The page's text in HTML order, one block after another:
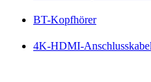
BT-Kopfhörer
4K-HDMI-Anschlusskabel